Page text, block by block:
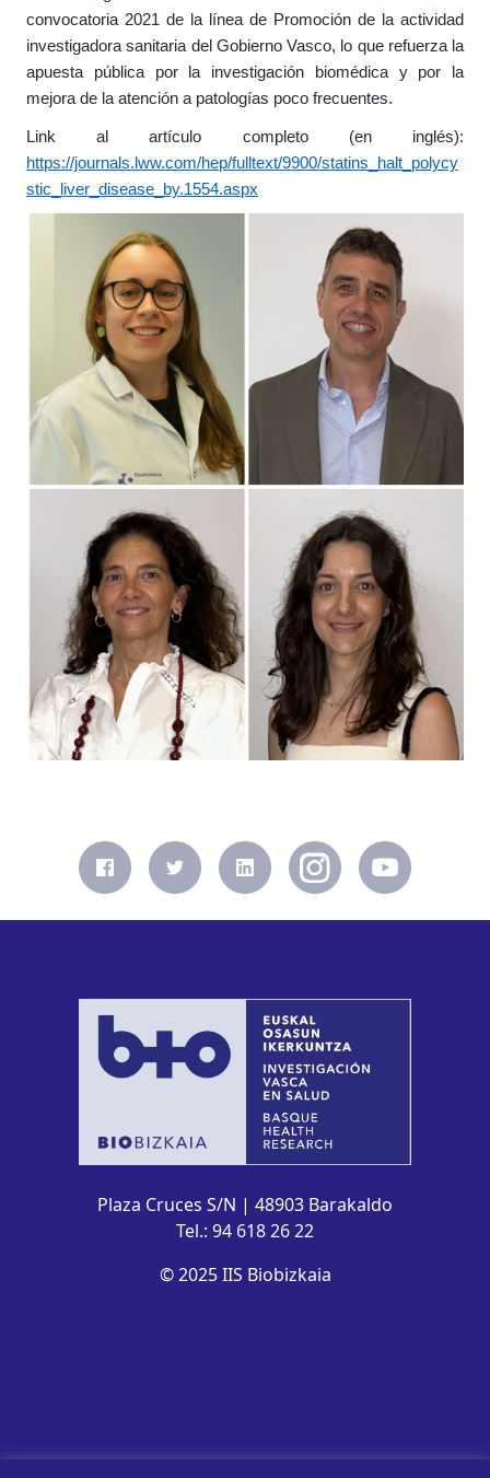
convocatoria 2021 de la línea de Promoción de la actividad
investigadora sanitaria del Gobierno Vasco, lo que refuerza la
apuesta pública por la investigación biomédica y por la
mejora de la atención a patologías poco frecuentes.
Link al artículo completo (en inglés):
https://journals.lww.com/hep/fulltext/9900/statins_halt_polycy
stic_liver_disease_by.1554.aspx
Plaza Cruces S/N | 48903 Barakaldo
Tel.: 94 618 26 22
© 2025 IIS Biobizkaia